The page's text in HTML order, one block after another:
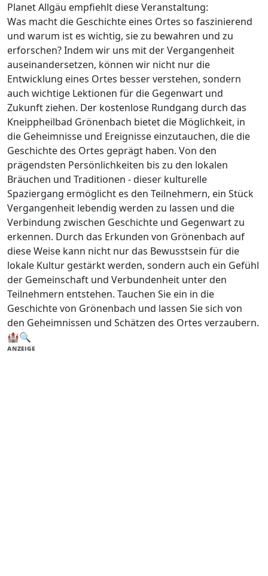
Planet Allgäu empfiehlt diese Veranstaltung:
Was macht die Geschichte eines Ortes so faszinierend
und warum ist es wichtig, sie zu bewahren und zu
erforschen? Indem wir uns mit der Vergangenheit
auseinandersetzen, können wir nicht nur die
Entwicklung eines Ortes besser verstehen, sondern
auch wichtige Lektionen für die Gegenwart und
Zukunft ziehen. Der kostenlose Rundgang durch das
Kneippheilbad Grönenbach bietet die Möglichkeit, in
die Geheimnisse und Ereignisse einzutauchen, die die
Geschichte des Ortes geprägt haben. Von den
prägendsten Persönlichkeiten bis zu den lokalen
Bräuchen und Traditionen - dieser kulturelle
Spaziergang ermöglicht es den Teilnehmern, ein Stück
Vergangenheit lebendig werden zu lassen und die
Verbindung zwischen Geschichte und Gegenwart zu
erkennen. Durch das Erkunden von Grönenbach auf
diese Weise kann nicht nur das Bewusstsein für die
lokale Kultur gestärkt werden, sondern auch ein Gefühl
der Gemeinschaft und Verbundenheit unter den
Teilnehmern entstehen. Tauchen Sie ein in die
Geschichte von Grönenbach und lassen Sie sich von
den Geheimnissen und Schätzen des Ortes verzaubern.
🏰🔍
ANZEIGE